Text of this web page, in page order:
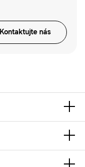
Kontaktujte nás